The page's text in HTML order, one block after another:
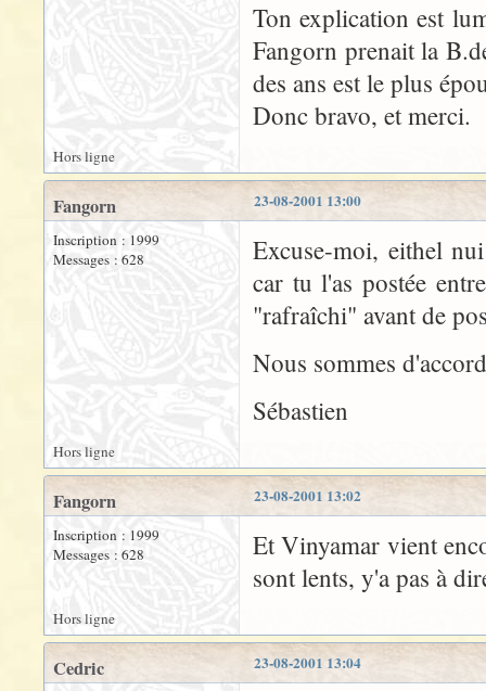
Ton explication est
Fangorn prenait la
des ans est le plus
Donc bravo, et merci.
Hors ligne
23-08-2001 13:00
Fangorn
Inscription : 1999
Messages : 628
Excuse-moi, eithel
car tu l'as postée
"rafraîchi" avant de
Nous sommes
Sébastien
Hors ligne
23-08-2001 13:02
Fangorn
Inscription : 1999
Messages : 628
Et Vinyamar vient
sont lents, y'a pas à
Hors ligne
23-08-2001 13:04
Cedric